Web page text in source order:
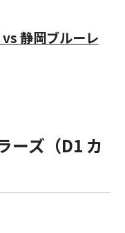
静岡ブルーレ
ーズ（D1 カ